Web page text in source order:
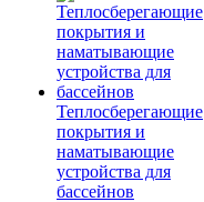
Теплосберегающие
покрытия и
наматывающие
устройства для
бассейнов